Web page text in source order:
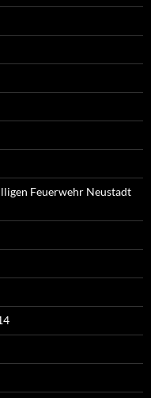
Feuerwehr Neustadt